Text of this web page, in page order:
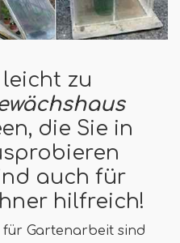
zu
die Sie in
auch für
hilfreich!
für Gartenarbeit sind